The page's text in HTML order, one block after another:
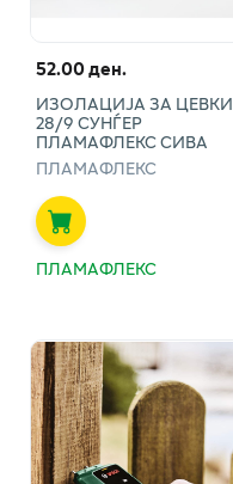
52.00 ден.
ИЗОЛАЦИЈА ЗА ЦЕВКИ
28/9 СУНЃЕР
ПЛАМАФЛЕКС СИВА
ПЛАМАФЛЕКС
ПЛАМАФЛЕКС